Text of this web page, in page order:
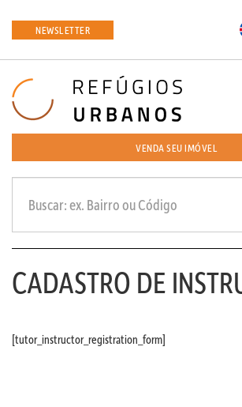
NEWSLETTER
VENDA SEU IMÓVEL
CADASTRO DE
[tutor_instructor_registration_form]